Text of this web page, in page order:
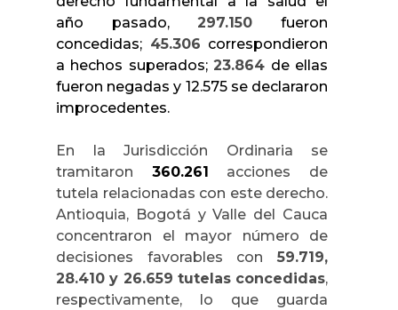
año pasado,297.150 fueron
concedidas; 45.306 correspondieron
a hechos superados;23.864 de ellas
fueron negadas y 12.575 se declararon
improcedentes.
En la Jurisdicción Ordinaria se
tramitaron 360.261 acciones de
tutela relacionadas con este derecho.
Antioquia, Bogotá y Valle del Cauca
concentraron el mayor número de
decisiones favorables con 59.719,
28.410 y 26.659 tutelas concedidas,
respectivamente, lo que guarda